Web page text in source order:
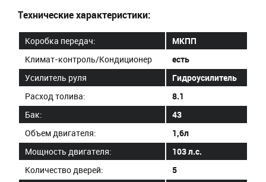
Технические характеристики:
Коробка передач:
МКПП
Климат-контроль/Кондиционер
есть
Усилитель руля
Гидроусилитель
Расход толива:
8.1
Бак:
43
Объем двигателя:
1,6л
Мощность двигателя:
103 л.с.
Количество дверей:
5